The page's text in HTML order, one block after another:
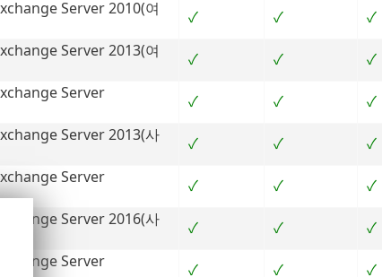
Server 2010(여
✓ ✓ ✓
Server 2013(여
✓ ✓ ✓
Server
✓ ✓ ✓
Server 2013(사
✓ ✓ ✓
Server
✓ ✓ ✓
Server 2016(사
✓ ✓ ✓
Server
✓ ✓ ✓